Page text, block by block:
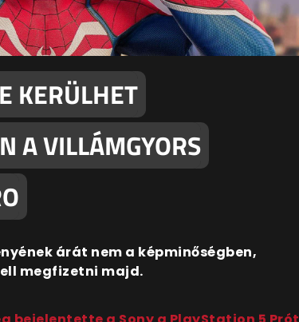
KERÜLHET
A VILLÁMGYORS
árát nem a képminőségben,
megfizetni majd.